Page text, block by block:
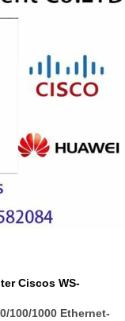
Ciscos WS-
100/1000 Ethernet-